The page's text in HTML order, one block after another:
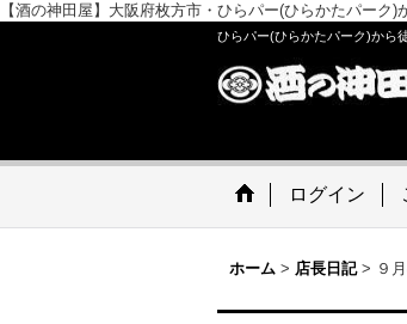
【酒の神田屋】大阪府枚方市・ひらパー(ひらかたパーク)
ひらパー(ひらかたパーク)から
ログイン
ホーム > 店長日記 > ９